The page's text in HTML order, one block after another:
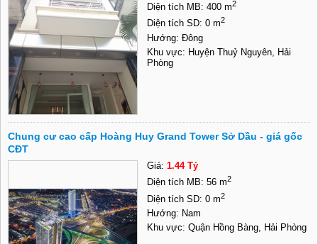
Diện tích MB: 400 m2
Diện tích SD: 0 m2
Hướng: Đông
Khu vực: Huyện Thuỷ Nguyên, Hải
Phòng
Chung cư cao cấp Hoàng Huy Grand Tower Sở Dầu - giá gốc
CĐT
Giá: 1.44 Tỷ
Diện tích MB: 56 m2
Diện tích SD: 0 m2
Hướng: Nam
Khu vực: Quận Hồng Bàng, Hải Phòng